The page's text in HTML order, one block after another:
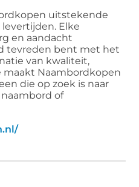
uitstekende
Elke
en aandacht
tevreden bent met het
van kwaliteit,
maakt Naambordkopen
die op zoek is naar
of